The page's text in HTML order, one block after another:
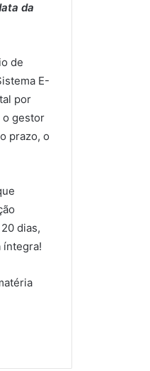
da
de
E-
por
o gestor
prazo, o
dias,
íntegra!